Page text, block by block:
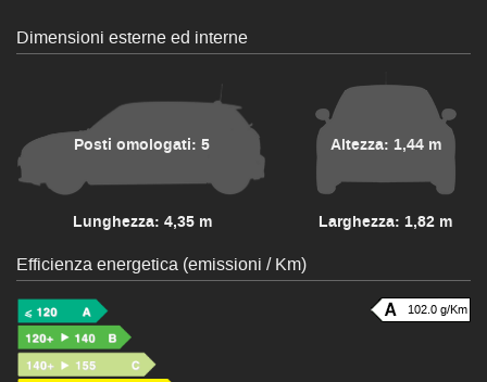
Dimensioni esterne ed interne
Posti omologati: 5
Lunghezza: 4,35 m
Altezza: 1,44 m
Larghezza: 1,82 m
Efficienza energetica (emissioni / Km)
102.0 g/Km